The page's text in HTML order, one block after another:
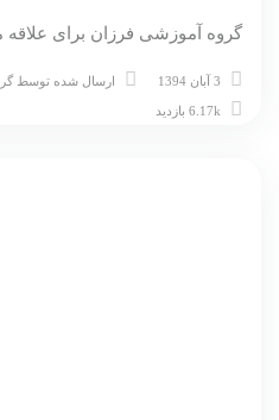
گروه آموزشی فرزان برای
3 آبان 1394 ارسال شده توسط